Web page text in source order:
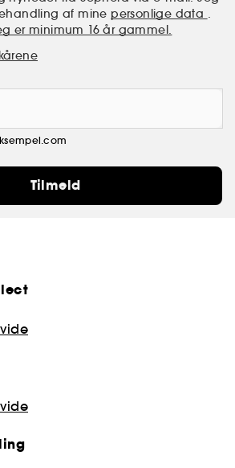
af mine personlige data .
er minimum 16 år gammel.
Tilmeld